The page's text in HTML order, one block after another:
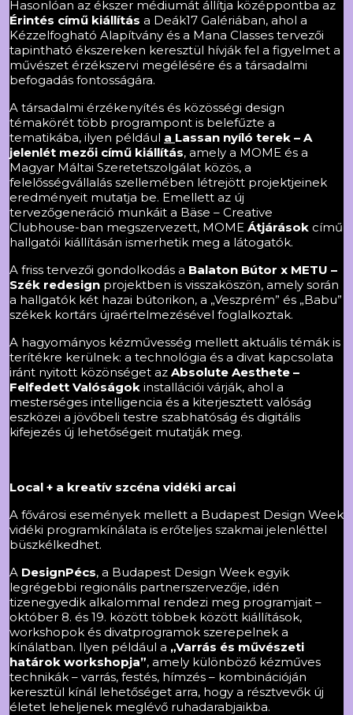
Hasonlóan az ékszer médiumát állítja középpontba az
Érintés című kiállítás a Deák17 Galériában, ahol a
Kézzelfogható Alapítvány és a Mana Classes tervezői
tapintható ékszereken keresztül hívják fel a figyelmet a
művészet érzékszervi megélésére és a társadalmi
befogadás fontosságára.
A társadalmi érzékenyítés és közösségi design
témakörét több programpont is belefűzte a
tematikába, ilyen például a Lassan nyíló terek – A
jelenlét mezői című kiállítás, amely a MOME és a
Magyar Máltai Szeretetszolgálat közös, a
felelősségvállalás szellemében létrejött projektjeinek
eredményeit mutatja be. Emellett az új
tervezőgeneráció munkáit a Bäse – Creative
Clubhouse-ban megszervezett, MOME Átjárások című
hallgatói kiállításán ismerhetik meg a látogatók.
A friss tervezői gondolkodás a Balaton Bútor x METU –
Szék redesign projektben is visszaköszön, amely során
a hallgatók két hazai bútorikon, a „Veszprém” és „Babu”
székek kortárs újraértelmezésével foglalkoztak.
A hagyományos kézművesség mellett aktuális témák is
terítékre kerülnek: a technológia és a divat kapcsolata
iránt nyitott közönséget az Absolute Aesthete –
Felfedett Valóságok installációi várják, ahol a
mesterséges intelligencia és a kiterjesztett valóság
eszközei a jövőbeli testre szabhatóság és digitális
kifejezés új lehetőségeit mutatják meg.
Local + a kreatív szcéna vidéki arcai
A fővárosi események mellett a Budapest Design Week
vidéki programkínálata is erőteljes szakmai jelenléttel
büszkélkedhet.
A DesignPécs, a Budapest Design Week egyik
legrégebbi regionális partnerszervezője, idén
tizenegyedik alkalommal rendezi meg programjait –
október 8. és 19. között többek között kiállítások,
workshopok és divatprogramok szerepelnek a
kínálatban. Ilyen például a „Varrás és művészeti
határok workshopja”, amely különböző kézműves
technikák – varrás, festés, hímzés – kombinációján
keresztül kínál lehetőséget arra, hogy a résztvevők új
életet leheljenek meglévő ruhadarabjaikba.